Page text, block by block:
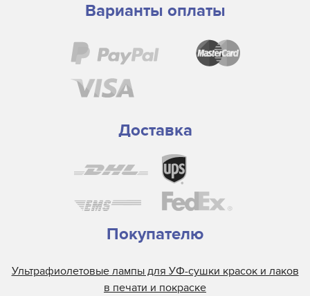
Варианты оплаты
Доставка
Покупателю
Ультрафиолетовые лампы для УФ-сушки красок и лаков
в печати и покраске